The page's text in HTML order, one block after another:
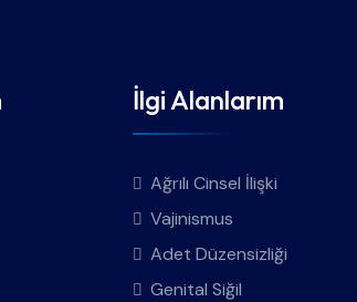
İlgi Alanlarım
Ağrılı Cinsel İlişki
Vajinismus
Adet Düzensizliği
Genital Siğil